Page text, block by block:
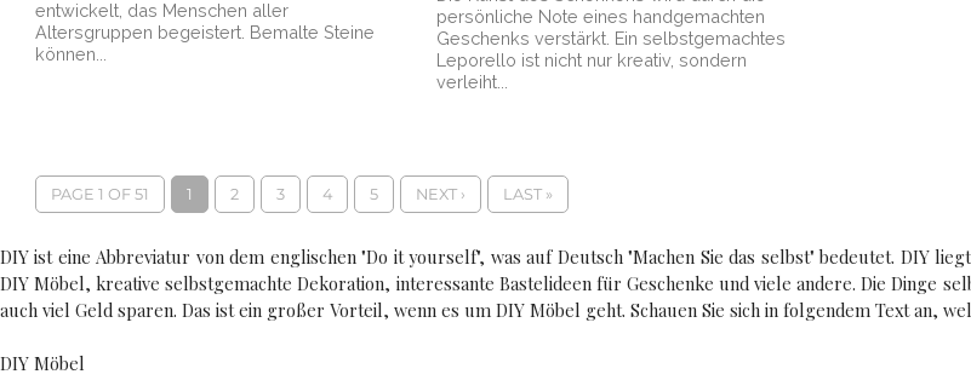
entwickelt, das Menschen aller
Altersgruppen begeistert. Bemalte Steine
können...
persönliche Note eines handgemachten
Geschenks verstärkt. Ein selbstgemachtes
Leporello ist nicht nur kreativ, sondern
verleiht...
PAGE 1 OF 51 1 2 3 4 5 NEXT › LAST »
DIY ist einе Abbreviatur von dem englischen "Do it yourself", was auf Deutsch "Machen Sie das selbst" bedeutet. DIY
DIY Möbel, kreative selbstgemachte Dekoration, interessante Bastelideen für Geschenke und viele andere. Die Dinge
auch viel Geld sparen. Das ist ein großer Vorteil, wenn es um DIY Möbel geht. Schauen Sie sich in folgendem Text an,
DIY Möbel